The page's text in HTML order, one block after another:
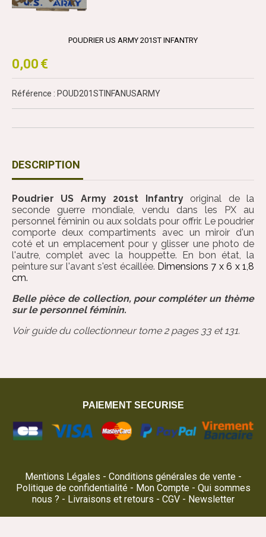
POUDRIER US ARMY 201ST INFANTRY
0,00 €
Référence : POUD201STINFANUSARMY
DESCRIPTION
Poudrier US Army 201st Infantry original de la
seconde guerre mondiale, vendu dans les PX au
personnel féminin ou aux soldats pour offrir. Le poudrier
comporte deux compartiments avec un miroir d'un
coté et un emplacement pour y glisser une photo de
l'autre, complet avec la houppette. En bon état, la
peinture sur l'avant s'est écaillée. Dimensions 7 x 6 x 1,8
cm.
Belle pièce de collection, pour compléter un thème
sur le personnel féminin.
Voir guide du collectionneur tome 2 pages 33 et 131.
PAIEMENT SECURISE
Mentions Légales
Conditions générales de vente
Politique de confidentialité
Mon Compte
Qui sommes
nous ?
Livraisons et retours CGV Newsletter